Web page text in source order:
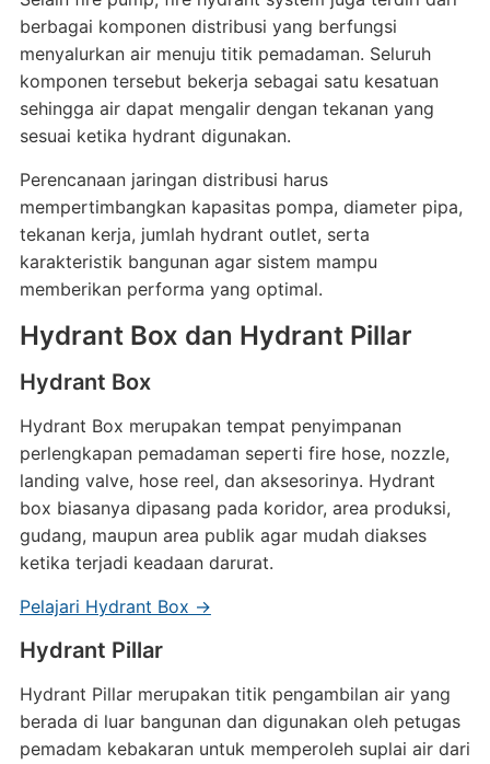
berbagai komponen distribusi yang berfungsi
menyalurkan air menuju titik pemadaman. Seluruh
komponen tersebut bekerja sebagai satu kesatuan
sehingga air dapat mengalir dengan tekanan yang
sesuai ketika hydrant digunakan.
Perencanaan jaringan distribusi harus
mempertimbangkan kapasitas pompa, diameter pipa,
tekanan kerja, jumlah hydrant outlet, serta
karakteristik bangunan agar sistem mampu
memberikan performa yang optimal.
Hydrant Box dan Hydrant Pillar
Hydrant Box
Hydrant Box merupakan tempat penyimpanan
perlengkapan pemadaman seperti fire hose, nozzle,
landing valve, hose reel, dan aksesorinya. Hydrant
box biasanya dipasang pada koridor, area produksi,
gudang, maupun area publik agar mudah diakses
ketika terjadi keadaan darurat.
Pelajari Hydrant Box →
Hydrant Pillar
Hydrant Pillar merupakan titik pengambilan air yang
berada di luar bangunan dan digunakan oleh petugas
pemadam kebakaran untuk memperoleh suplai air dari